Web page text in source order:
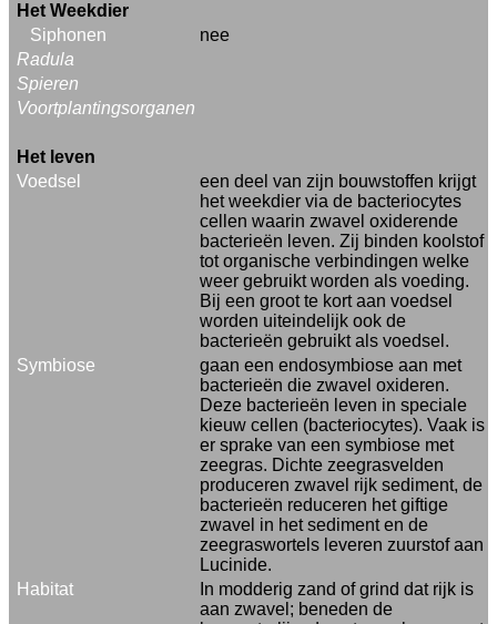
Het Weekdier
Siphonen
nee
Radula
Spieren
Voortplantingsorganen
Het leven
Voedsel
een deel van zijn bouwstoffen krijgt
het weekdier via de bacteriocytes
cellen waarin zwavel oxiderende
bacterieën leven. Zij binden koolstof
tot organische verbindingen welke
weer gebruikt worden als voeding.
Bij een groot te kort aan voedsel
worden uiteindelijk ook de
bacterieën gebruikt als voedsel.
Symbiose
gaan een endosymbiose aan met
bacterieën die zwavel oxideren.
Deze bacterieën leven in speciale
kieuw cellen (bacteriocytes). Vaak is
er sprake van een symbiose met
zeegras. Dichte zeegrasvelden
produceren zwavel rijk sediment, de
bacterieën reduceren het giftige
zwavel in het sediment en de
zeegraswortels leveren zuurstof aan
Lucinide.
Habitat
In modderig zand of grind dat rijk is
aan zwavel; beneden de